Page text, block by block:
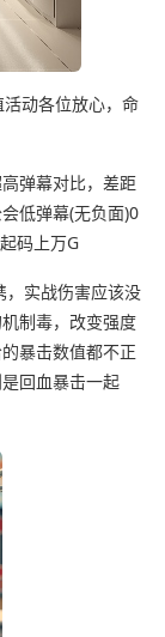
动各位放心，命
弹幕对比，差距
低弹幕(无负面)0
码上万G
实战伤害应该没
制毒，改变强度
暴击数值都不正
回血暴击一起